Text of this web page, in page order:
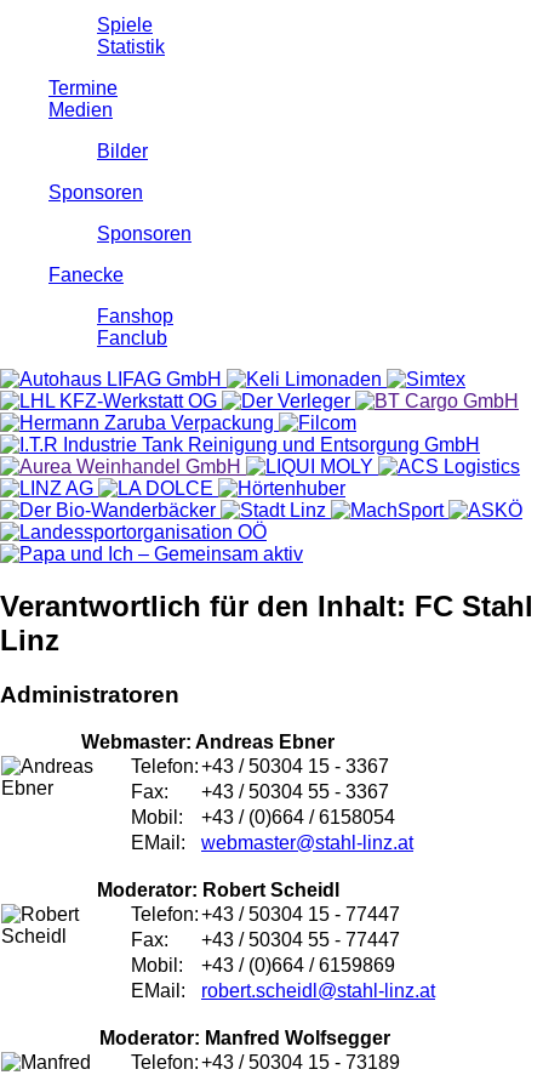
Spiele
Statistik
Termine
Medien
Bilder
Sponsoren
Sponsoren
Fanecke
Fanshop
Fanclub
Verantwortlich für den Inhalt: FC Stahl
Linz
Administratoren
Webmaster: Andreas Ebner
Telefon:+43 / 50304 15 - 3367
Fax:
+43 / 50304 55 - 3367
Mobil:
+43 / (0)664 / 6158054
EMail:
webmaster@stahl-linz.at
Moderator: Robert Scheidl
Telefon:+43 / 50304 15 - 77447
Fax:
+43 / 50304 55 - 77447
Mobil:
+43 / (0)664 / 6159869
EMail:
robert.scheidl@stahl-linz.at
Moderator: Manfred Wolfsegger
Telefon:+43 / 50304 15 - 73189